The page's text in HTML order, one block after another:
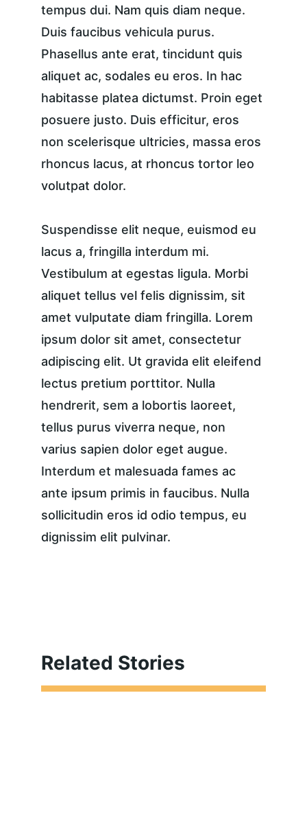
tempus dui. Nam quis diam neque.
Duis faucibus vehicula purus.
Phasellus ante erat, tincidunt quis
aliquet ac, sodales eu eros. In hac
habitasse platea dictumst. Proin eget
posuere justo. Duis efficitur, eros
non scelerisque ultricies, massa eros
rhoncus lacus, at rhoncus tortor leo
volutpat dolor.
Suspendisse elit neque, euismod eu
lacus a, fringilla interdum mi.
Vestibulum at egestas ligula. Morbi
aliquet tellus vel felis dignissim, sit
amet vulputate diam fringilla. Lorem
ipsum dolor sit amet, consectetur
adipiscing elit. Ut gravida elit eleifend
lectus pretium porttitor. Nulla
hendrerit, sem a lobortis laoreet,
tellus purus viverra neque, non
varius sapien dolor eget augue.
Interdum et malesuada fames ac
ante ipsum primis in faucibus. Nulla
sollicitudin eros id odio tempus, eu
dignissim elit pulvinar.
Related Stories